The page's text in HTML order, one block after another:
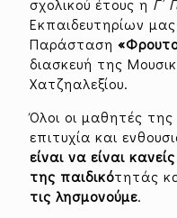
Εκπαιδευτηρίων
Παράσταση
διασκευή της
Χατζηαλεξίου.
Όλοι οι μαθητές της
επιτυχία και
είναι να είναι
της παιδικότητάς
τις λησμονούμε.